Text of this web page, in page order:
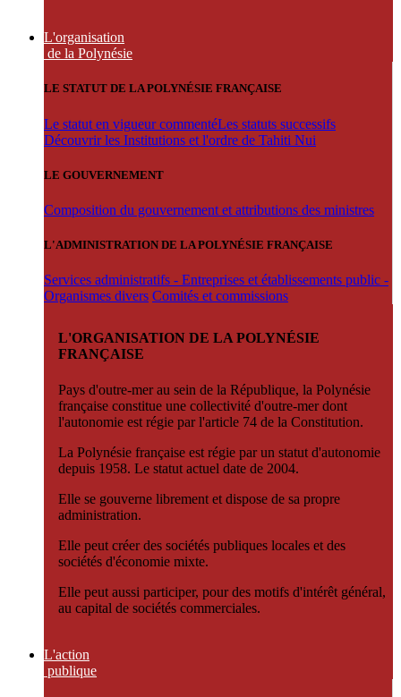
L'organisation
de la Polynésie
LE STATUT DE LA POLYNÉSIE FRANÇAISE
Le statut en vigueur commentéLes statuts successifs
Découvrir les Institutions et l'ordre de Tahiti Nui
LE GOUVERNEMENT
Composition du gouvernement et attributions des ministres
L'ADMINISTRATION DE LA POLYNÉSIE FRANÇAISE
Services administratifs - Entreprises et établissements public -
Organismes divers Comités et commissions
L'ORGANISATION DE LA POLYNÉSIE
FRANÇAISE
Pays d'outre-mer au sein de la République, la Polynésie
française constitue une collectivité d'outre-mer dont
l'autonomie est régie par l'article 74 de la Constitution.
La Polynésie française est régie par un statut d'autonomie
depuis 1958. Le statut actuel date de 2004.
Elle se gouverne librement et dispose de sa propre
administration.
Elle peut créer des sociétés publiques locales et des
sociétés d'économie mixte.
Elle peut aussi participer, pour des motifs d'intérêt général,
au capital de sociétés commerciales.
L'action
publique